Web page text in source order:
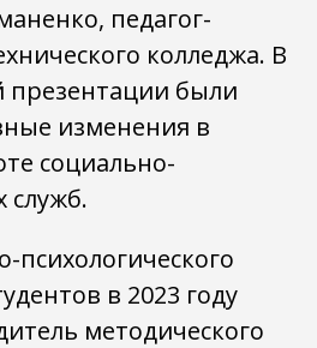
педагог-
колледжа. В
презентации были
изменения в
социально-
служб.
психологического
в 2023 году
методического